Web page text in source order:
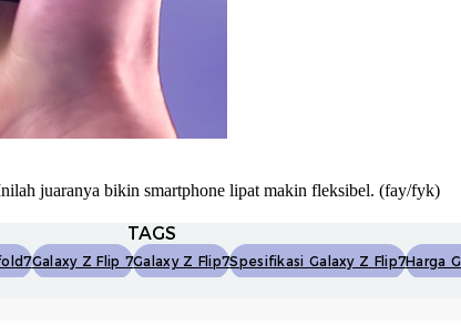
juaranya bikin smartphone lipat makin fleksibel. (fay/fyk)
TAGS
Galaxy Z Flip 7Galaxy Z Flip7Spesifikasi Galaxy Z Flip7Harga